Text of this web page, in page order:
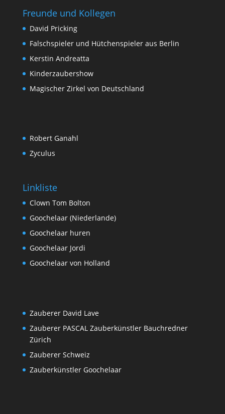
Freunde und Kollegen
David Pricking
Falschspieler und Hütchenspieler aus Berlin
Kerstin Andreatta
Kinderzaubershow
Magischer Zirkel von Deutschland
Robert Ganahl
Zyculus
Linkliste
Clown Tom Bolton
Goochelaar (Niederlande)
Goochelaar huren
Goochelaar Jordi
Goochelaar von Holland
Zauberer David Lave
Zauberer PASCAL Zauberkünstler Bauchredner
Zürich
Zauberer Schweiz
Zauberkünstler Goochelaar